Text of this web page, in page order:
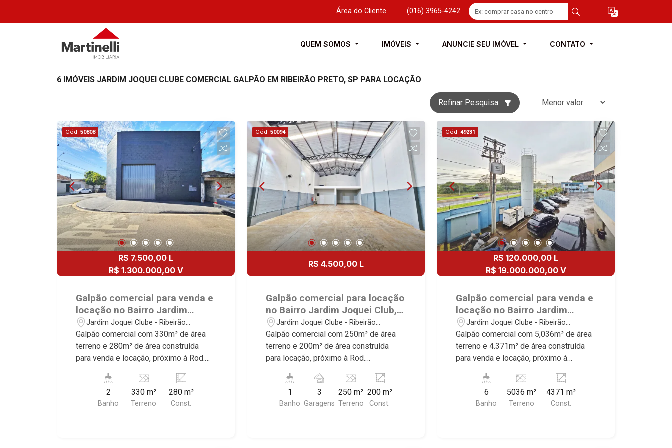
Área do Cliente (016) 3965-4242
QUEM SOMOS IMÓVEIS ANUNCIE SEU IMÓVEL CONTATO
6 IMÓVEIS JARDIM JOQUEI CLUBE COMERCIAL GALPÃO EM RIBEIRÃO PRETO, SP PARA LOCAÇÃO
Refinar Pesquisa
Cód. 50808
R$ 7.500,00 L
R$ 1.300.000,00 V
Galpão comercial para venda e
locação no Bairro Jardim
Jóquei Clube, próximo á Rod.
Anhanguera - Ribeirão
Preto/SP.
Jardim Joquei Clube - Ribeirão
Preto/SP
Galpão comercial com 330m² de área
terreno e 280m² de área construída
para venda e locação, próximo à Rod.
Clube, Ribeirão Preto/SP. Conheça as
características deste imóvel que a
Martinelli Imobiliária selecionou para
2
Banho
330 m²
Terreno
280 m²
Const.
Cód. 50094
R$ 4.500,00 L
Galpão comercial para locação
no Bairro Jardim Joquei Club,
próximo à Rod. Anhanguera -
Ribeirão Preto/SP.
Jardim Joquei Clube - Ribeirão
Preto/SP
Galpão comercial com 250m² de área
terreno e 200m² de área construída
para locação, próximo à Rod.
Ribeirão Preto/SP. Conheça as
características deste imóvel que a
Martinelli Imobiliária selecionou para
1
Banho
3
Garagens
250 m²
Terreno
200 m²
Const.
Cód. 49231
R$ 120.000,00 L
R$ 19.000.000,00 V
Galpão comercial para venda e
locação no Bairro Jardim
Jóquei Clube, próximo à Rod,
Anhanguera - Ribeirão
Preto/SP.
Jardim Joquei Clube - Ribeirão
Preto/SP
Galpão comercial com 5,036m² de área
terreno e 4.371m² de área construída
para venda e locação, próximo à
Jóquei Clube, Ribeirão Preto/SP.
Conheça as características deste
imóvel que a Martinelli Imobiliária
6
Banho
5036 m²
Terreno
4371 m²
Const.